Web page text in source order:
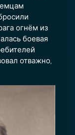
огнём из
боевая
отважно,